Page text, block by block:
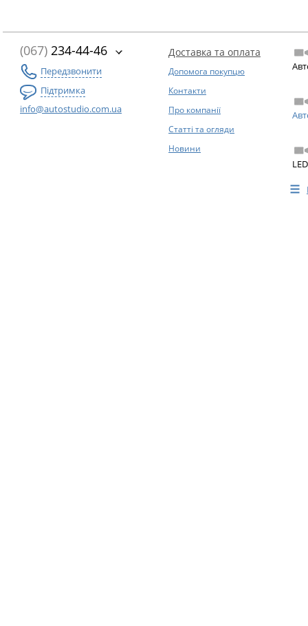
(067) 234-44-46
Передзвонити
Підтримка
info@autostudio.com.ua
Доставка та оплата
Допомога покупцю
Контакти
Про компанії
Статті та огляди
Новини